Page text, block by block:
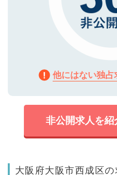
他にはない独
非公開求人を紹
大阪府大阪市西成区